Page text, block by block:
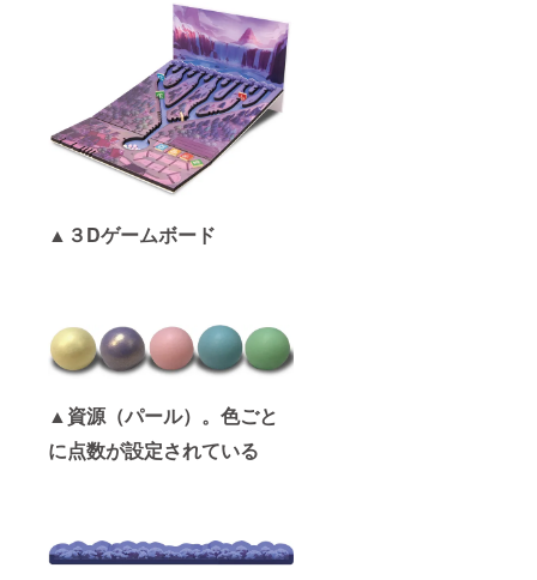
▲３Dゲームボード
▲資源（パール）。色ごと
に点数が設定されている